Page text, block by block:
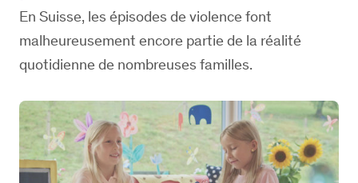
En Suisse, les épisodes de violence font
malheureusement encore partie de la réalité
quotidienne de nombreuses familles.